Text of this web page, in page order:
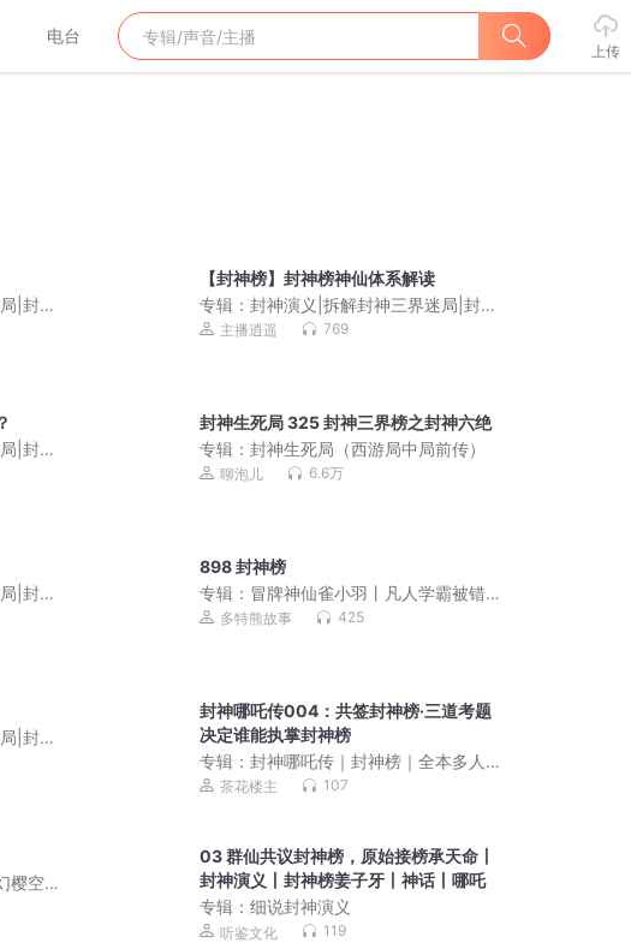
电台
上传
|封神
【封神榜】封神榜神仙体系解读
专辑：封神演义|拆解封神三界迷局|封神
榜解析
主播逍遥 769
|封神
封神生死局 325 封神三界榜之封神六绝
专辑：封神生死局（西游局中局前传）
聊泡儿 6.6万
|封神
898 封神榜
专辑： 冒牌神仙雀小羽丨凡人学霸被错
认神仙丨多特熊故事
多特熊故事 425
|封神
封神哪吒传004：共签封神榜·三道考题
决定谁能执掌封神榜
专辑：封神哪吒传｜封神榜｜全本多人
有声剧｜古典名著
茶花楼主 107
樱空
03 群仙共议封神榜，原始接榜承天命丨
封神演义丨封神榜姜子牙丨神话丨哪吒
专辑：细说封神演义
听鉴文化 119